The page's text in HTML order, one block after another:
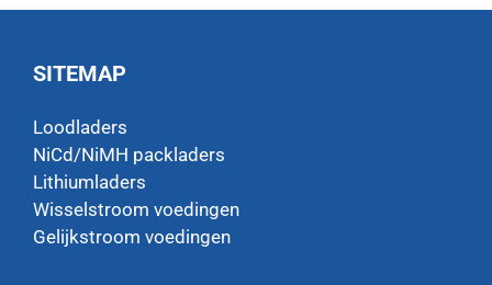
SITEMAP
Loodladers
NiCd/NiMH packladers
Lithiumladers
Wisselstroom voedingen
Gelijkstroom voedingen